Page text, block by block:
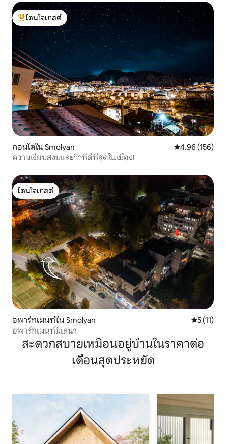
โดนใจเกสต์ที่สุด
โดนใจเกสต์
คอนโดใน Smolyan คะแนนเฉลี่ย
4.96 (156)
ความเงียบสงบและวิวที่ดีที่สุดในเมือง!
โดนใจเกสต์
โดนใจเกสต์
อพาร์ทเมนท์ใน Smolyan คะแนนเฉ
5 (11)
อพาร์ทเมนท์มิเลนา
สะดวกสบายเหมือนอยู่บ้านในราคาต่อ
เดือนสุดประหยัด